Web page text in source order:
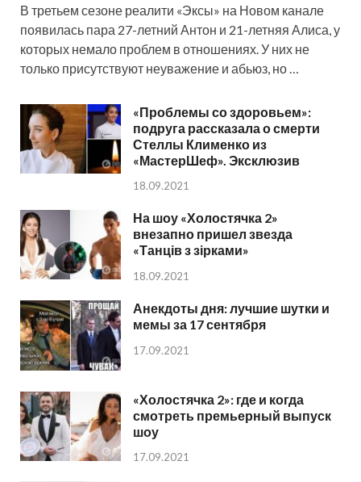
В третьем сезоне реалити «Эксы» на Новом канале
появилась пара 27-летний Антон и 21-летняя Алиса, у
которых немало проблем в отношениях. У них не
только присутствуют неуважение и абьюз, но …
«Проблемы со здоровьем»:
подруга рассказала о смерти
Стеллы Клименко из
«МастерШеф». Эксклюзив
18.09.2021
На шоу «Холостячка 2»
внезапно пришел звезда
«Танців з зірками»
18.09.2021
Анекдоты дня: лучшие шутки и
мемы за 17 сентября
17.09.2021
«Холостячка 2»: где и когда
смотреть премьерный выпуск
шоу
17.09.2021